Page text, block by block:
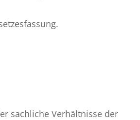
sachliche Verhältnisse der